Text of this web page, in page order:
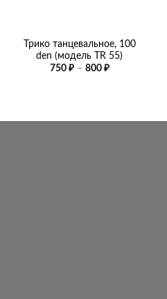
Трико танцевальное, 100
den (модель TR 55)
750 ₽ – 800 ₽Диапазон